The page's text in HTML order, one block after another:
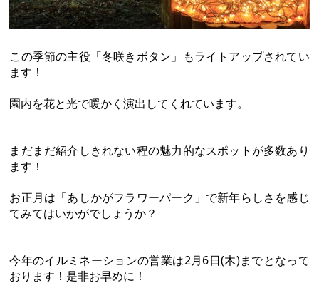
この季節の主役「冬咲きボタン」もライトアップされてい
ます！
園内を花と光で暖かく演出してくれています。
まだまだ紹介しきれない程の魅力的なスポットが多数あり
ます！
お正月は「あしかがフラワーパーク」で新年らしさを感じ
てみてはいかがでしょうか？
今年のイルミネーションの営業は2月6日(木)までとなって
おります！是非お早めに！